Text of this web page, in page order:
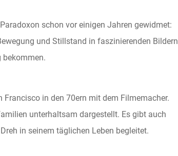
schon vor einigen Jahren gewidmet:
und Stillstand in faszinierenden Bildern
bekommen.
in den 70ern mit dem Filmemacher.
unterhaltsam dargestellt. Es gibt auch
in seinem täglichen Leben begleitet.